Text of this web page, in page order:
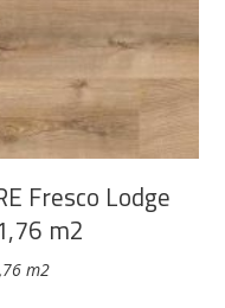
Fresco Lodge
m2
m2